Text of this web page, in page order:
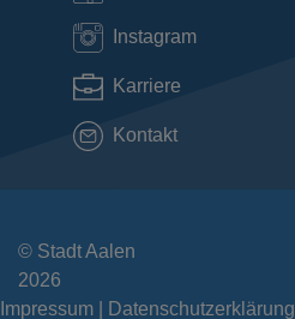
Instagram
Karriere
Kontakt
© Stadt Aalen
2026
Impressum
Datenschutzerklärung